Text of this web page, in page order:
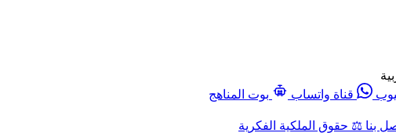
قناة واتساب
بوت المناهج
بنا ⚖️ حقوق الملكية الفكرية